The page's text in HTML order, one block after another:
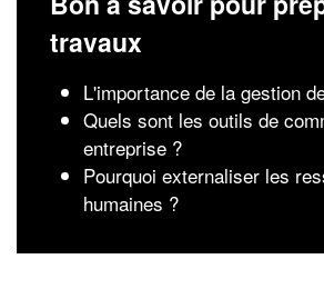
travaux
L'importance de la gestion
Quels sont les outils de
entreprise ?
Pourquoi externaliser les
humaines ?